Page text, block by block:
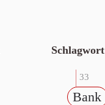
Schlagwort
33
Bank